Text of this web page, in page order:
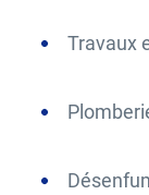
Travaux